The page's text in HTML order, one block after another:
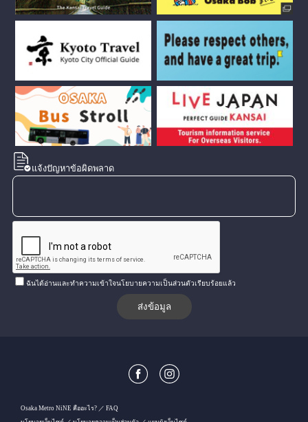
แจ้งปัญหาข้อผิดพลาด
ฉันได้อ่านและทำความเข้าใจนโยบายความเป็นส่วนตัวเรียบร้อยแล้ว
Osaka Metro NiNE คืออะไร?
FAQ